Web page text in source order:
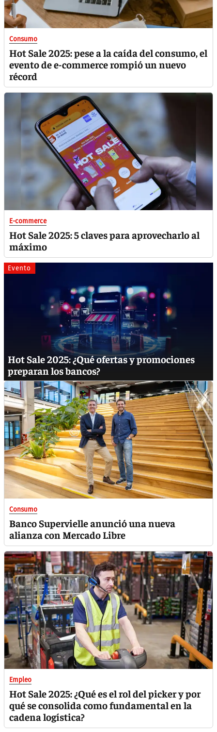
Consumo
Hot Sale 2025: pese a la caída del consumo, el
evento de e-commerce rompió un nuevo
récord
E-commerce
Hot Sale 2025: 5 claves para aprovecharlo al
máximo
Evento
Hot Sale 2025: ¿Qué ofertas y promociones
preparan los bancos?
Consumo
Banco Supervielle anunció una nueva
alianza con Mercado Libre
Empleo
Hot Sale 2025: ¿Qué es el rol del picker y por
qué se consolida como fundamental en la
cadena logística?